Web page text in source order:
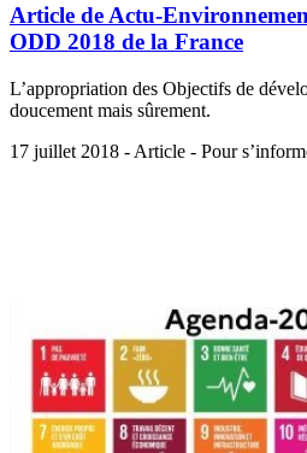
Article de Actu-
ODD 2018 de la France
L’appropriation des Objectifs de
doucement mais sûrement.
17 juillet 2018 - Article - Pour